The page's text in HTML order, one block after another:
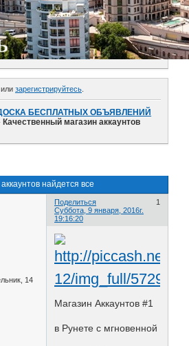
или зарегистрируйтесь
БЕСПЛАТНЫХ ОБЪЯВЛЕНИЙ
Качественный магазин аккаунтов
найдется все
Поделиться
1
Суббота, 9 января, 2016г.
19:16:20
14
Магазин Аккаунтов #1
в Рунете с мгновенной